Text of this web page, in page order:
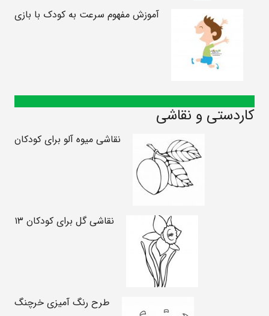
آموزش مفهوم سرعت به کودک با بازی
کاردستی و نقاشی
نقاشی میوه آلو برای کودکان
نقاشی گل برای کودکان ۱۳
طرح رنگ آمیزی خرچنگ